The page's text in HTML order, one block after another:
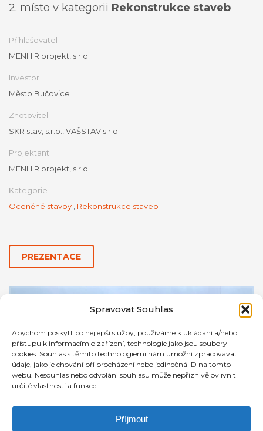
Spravovat Souhlas
Abychom poskytli co nejlepší služby, používáme k ukládání a/nebo
přístupu k informacím o zařízení, technologie jako jsou soubory
cookies. Souhlas s těmito technologiemi nám umožní zpracovávat
údaje, jako je chování při procházení nebo jedinečná ID na tomto
webu. Nesouhlas nebo odvolání souhlasu může nepříznivě ovlivnit
určité vlastnosti a funkce.
Příjmout
2. místo v kategorii Rekonstrukce staveb
Přihlašovatel
MENHIR projekt, s.r.o.
Investor
Město Bučovice
Zhotovitel
SKR stav, s.r.o., VAŠSTAV s.r.o.
Projektant
MENHIR projekt, s.r.o.
Kategorie
Oceněné stavby
Rekonstrukce staveb
PREZENTACE